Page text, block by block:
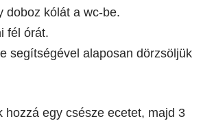
doboz kólát a wc-be.
fél órát.
segítségével alaposan dörzsöljük
hozzá egy csésze ecetet, majd 3